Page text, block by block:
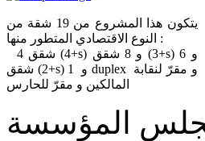
يتكون هذا المشروع من 19 شقة من
النوع الاقتصادي المتطور منها :
4 شقق (4+s) و 8 شقق (3+s) و 6
شقق (2+s) و 1 duplex و مقرّ لنقابة
المالكين و مقرّ للحارس
المؤسسة